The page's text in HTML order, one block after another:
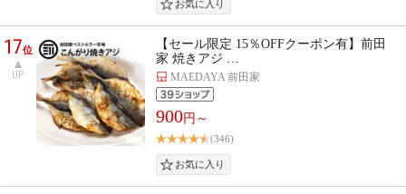
17位
UP
【セール限定 15％OFFクーポン有】前田
家 焼きアジ …
MAEDAYA 前田家
900円～
(346)